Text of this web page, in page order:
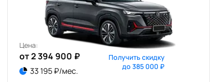
Цена:
от 2 394 900 ₽
33 195 ₽/мес.
Получить скидку
до 385 000 ₽